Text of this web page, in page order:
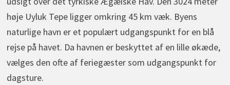
høje Uyluk Tepe ligger omkring 45 km væk. Byens
naturlige havn er et populært udgangspunkt for en blå
rejse på havet. Da havnen er beskyttet af en lille økæde,
vælges den ofte af feriegæster som udgangspunkt for
dagsture.